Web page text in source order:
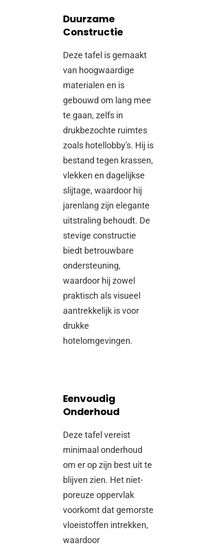
Duurzame
Constructie
Deze tafel is gemaakt
van hoogwaardige
materialen en is
gebouwd om lang mee
te gaan, zelfs in
drukbezochte ruimtes
zoals hotellobby's. Hij is
bestand tegen krassen,
vlekken en dagelijkse
slijtage, waardoor hij
jarenlang zijn elegante
uitstraling behoudt. De
stevige constructie
biedt betrouwbare
ondersteuning,
waardoor hij zowel
praktisch als visueel
aantrekkelijk is voor
drukke
hotelomgevingen.
Eenvoudig
Onderhoud
Deze tafel vereist
minimaal onderhoud
om er op zijn best uit te
blijven zien. Het niet-
poreuze oppervlak
voorkomt dat gemorste
vloeistoffen intrekken,
waardoor